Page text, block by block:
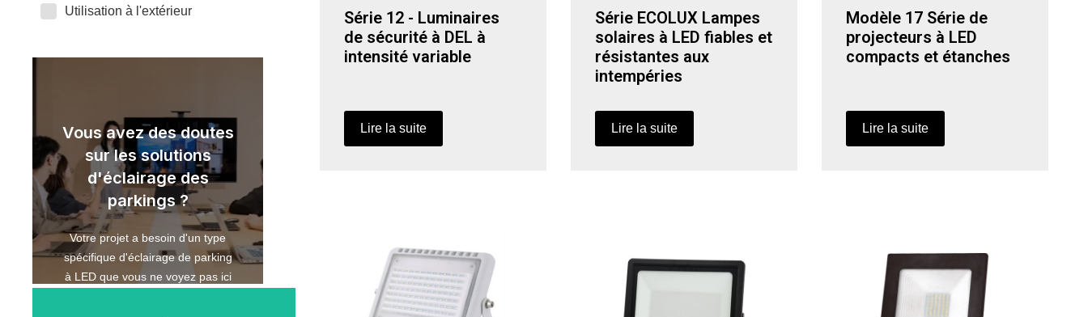
Utilisation à l'extérieur
Vous avez des doutes
sur les solutions
d'éclairage des
parkings ?
Votre projet a besoin d'un type
spécifique d'éclairage de parking
à LED que vous ne voyez pas ici
En tant qu'entreprise d'éclairage
de parkings avec des décennies
d'expérience, nous savons que
chaque projet est unique.
Contactez-nous dès maintenant
et faites-nous part des besoins
exacts de votre plan d'éclairage.
Série 12 - Luminaires
de sécurité à DEL à
intensité variable
Lire la suite
Série ECOLUX Lampes
solaires à LED fiables et
résistantes aux
intempéries
Lire la suite
Modèle 17 Série de
projecteurs à LED
compacts et étanches
Lire la suite